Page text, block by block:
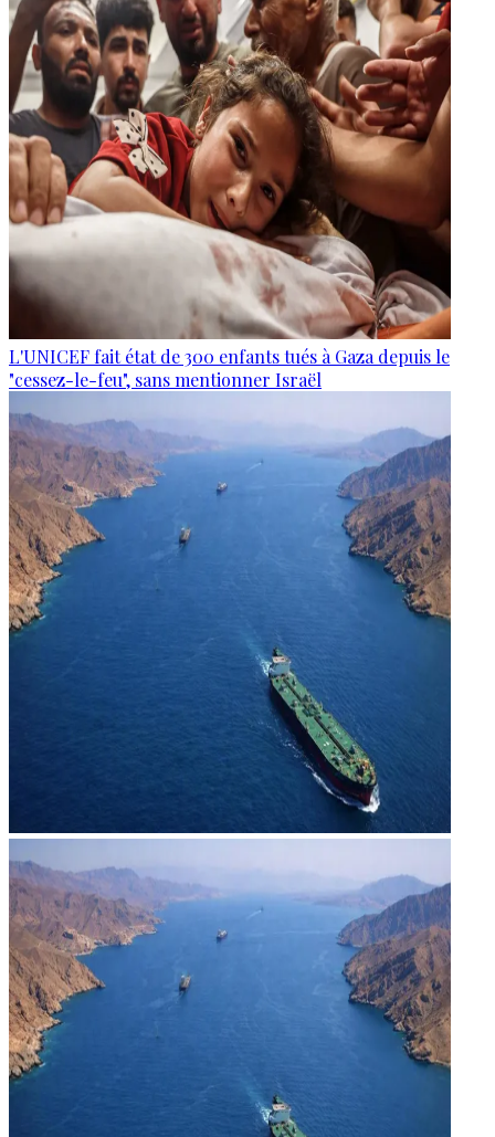
L'UNICEF fait état de 300 enfants tués à Gaza depuis le
"cessez-le-feu", sans mentionner Israël